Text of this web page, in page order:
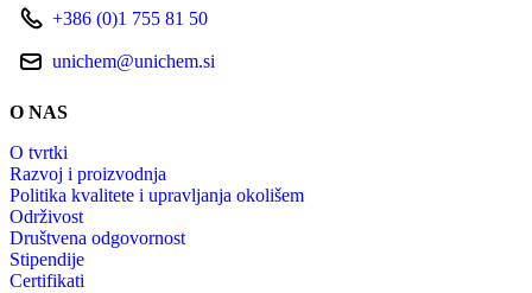
+386 (0)1 755 81 50
unichem@unichem.si
O NAS
O tvrtki
Razvoj i proizvodnja
Politika kvalitete i upravljanja okolišem
Održivost
Društvena odgovornost
Stipendije
Certifikati